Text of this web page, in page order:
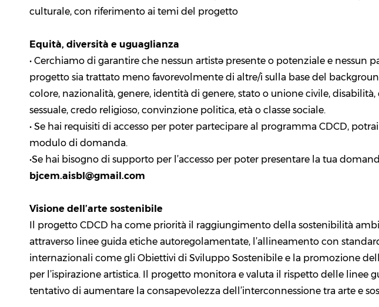
culturale, con riferimento ai temi del progetto
Equità, diversità e uguaglianza
• Cerchiamo di garantire che nessun artistə presente o potenziale e nessun
progetto sia trattato meno favorevolmente di altre/i sulla base del
colore, nazionalità, genere, identità di genere, stato o unione civile,
sessuale, credo religioso, convinzione politica, età o classe sociale.
• Se hai requisiti di accesso per poter partecipare al programma CDCD,
modulo di domanda.
•Se hai bisogno di supporto per l’accesso per poter presentare la tua
bjcem.aisbl@gmail.com
Visione dell’arte sostenibile
Il progetto CDCD ha come priorità il raggiungimento della sostenibilità
attraverso linee guida etiche autoregolamentate, l’allineamento con
internazionali come gli Obiettivi di Sviluppo Sostenibile e la promozione
per l’ispirazione artistica. Il progetto monitora e valuta il rispetto delle linee
tentativo di aumentare la consapevolezza dell’interconnessione tra arte e